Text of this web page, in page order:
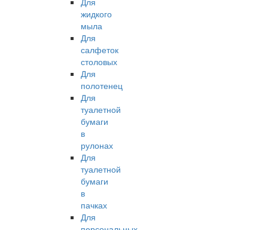
жидкого
мыла
Для
салфеток
столовых
Для
полотенец
Для
туалетной
бумаги
в
рулонах
Для
туалетной
бумаги
в
пачках
Для